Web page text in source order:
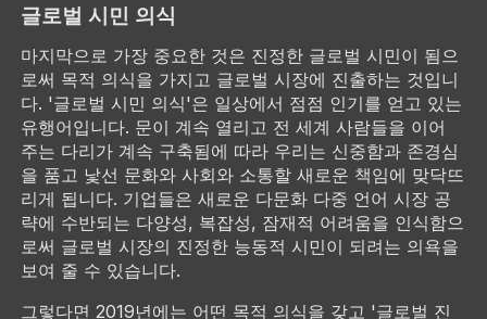
글로벌 시민 의식
마지막으로 가장 중요한 것은 진정한 글로벌 시민이 됨으
로써 목적 의식을 가지고 글로벌 시장에 진출하는 것입니
다. '글로벌 시민 의식'은 일상에서 점점 인기를 얻고 있는
유행어입니다. 문이 계속 열리고 전 세계 사람들을 이어
주는 다리가 계속 구축됨에 따라 우리는 신중함과 존경심
을 품고 낯선 문화와 사회와 소통할 새로운 책임에 맞닥뜨
리게 됩니다. 기업들은 새로운 다문화 다중 언어 시장 공
략에 수반되는 다양성, 복잡성, 잠재적 어려움을 인식함으
로써 글로벌 시장의 진정한 능동적 시민이 되려는 의욕을
보여 줄 수 있습니다.
그렇다면 2019년에는 어떤 목적 의식을 갖고 '글로벌 진